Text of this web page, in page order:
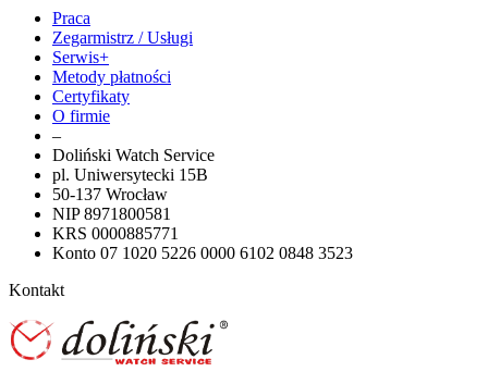
Praca
Zegarmistrz / Usługi
Serwis+
Metody płatności
Certyfikaty
O firmie
–
Doliński Watch Service
pl. Uniwersytecki 15B
50-137 Wrocław
NIP 8971800581
KRS 0000885771
Konto 07 1020 5226 0000 6102 0848 3523
Kontakt